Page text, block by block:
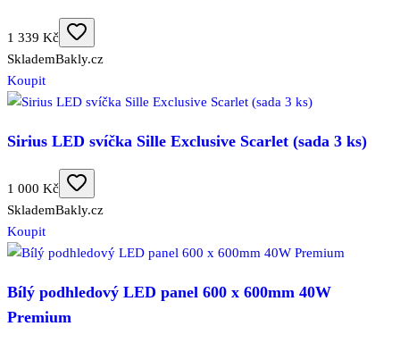
1 339 Kč
SklademBakly.cz
Koupit
Sirius LED svíčka Sille Exclusive Scarlet (sada 3 ks)
1 000 Kč
SklademBakly.cz
Koupit
Bílý podhledový LED panel 600 x 600mm 40W
Premium